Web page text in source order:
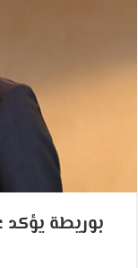
بوريطة يؤكد